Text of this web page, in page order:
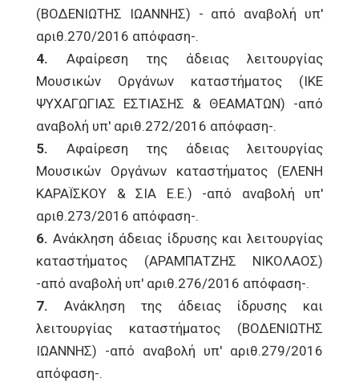
(ΒΟΔΕΝΙΩΤΗΣ ΙΩΑΝΝΗΣ) - από αναβολή υπ'
αριθ.270/2016 απόφαση-.
4. Αφαίρεση της άδειας λειτουργίας
Μουσικών Οργάνων καταστήματος (ΙΚΕ
ΨΥΧΑΓΩΓΙΑΣ ΕΣΤΙΑΣΗΣ & ΘΕΑΜΑΤΩΝ) -από
αναβολή υπ' αριθ.272/2016 απόφαση-.
5. Αφαίρεση της άδειας λειτουργίας
Μουσικών Οργάνων καταστήματος (ΕΛΕΝΗ
ΚΑΡΑΪΣΚΟΥ & ΣΙΑ Ε.Ε.) -από αναβολή υπ'
αριθ.273/2016 απόφαση-.
6. Ανάκληση άδειας ίδρυσης και λειτουργίας
καταστήματος (ΑΡΑΜΠΑΤΖΗΣ ΝΙΚΟΛΑΟΣ)
-από αναβολή υπ' αριθ.276/2016 απόφαση-.
7. Ανάκληση της άδειας ίδρυσης και
λειτουργίας καταστήματος (ΒΟΔΕΝΙΩΤΗΣ
ΙΩΑΝΝΗΣ) -από αναβολή υπ' αριθ.279/2016
απόφαση-.